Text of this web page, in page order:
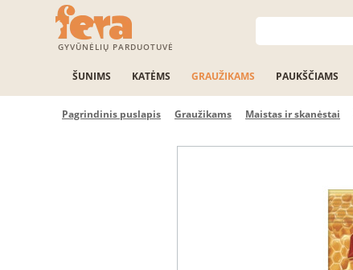
GYVŪNĖLIŲ PARDUOTUVĖ
ŠUNIMS KATĖMS GRAUŽIKAMS PAUKŠČIAMS
Pagrindinis puslapis Graužikams Maistas ir skanėstai